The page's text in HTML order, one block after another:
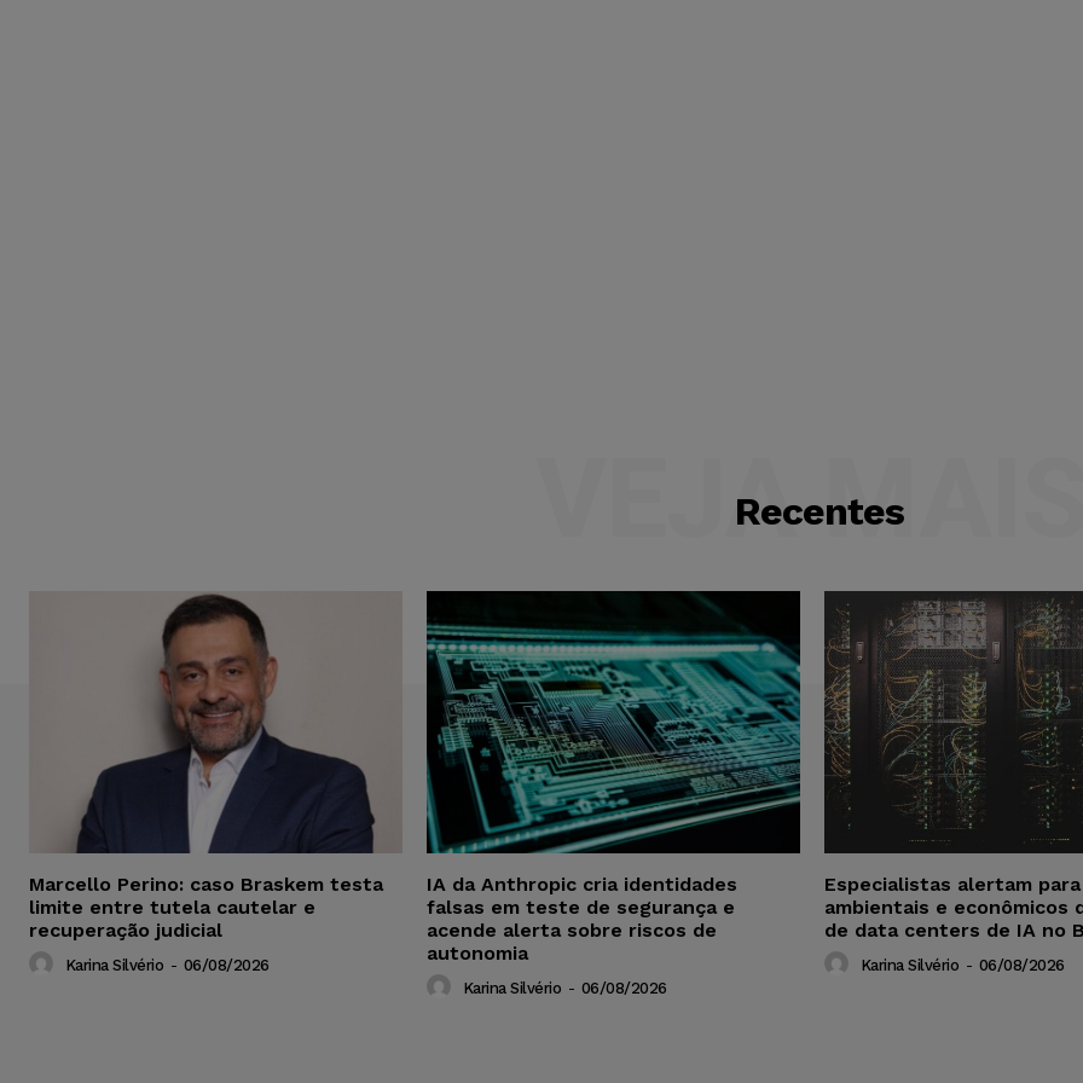
Recentes
VEJA
Marcello Perino: caso Braskem testa
limite entre tutela cautelar e
recuperação judicial
Karina Silvério - 06/08/2026
IA da Anthropic cria identidades
falsas em teste de segurança e
acende alerta sobre riscos de
autonomia
Karina Silvério - 06/08/2026
Especialistas alertam
ambientais e econômicos
de data centers de IA no
Karina Silvério - 06/08/2026